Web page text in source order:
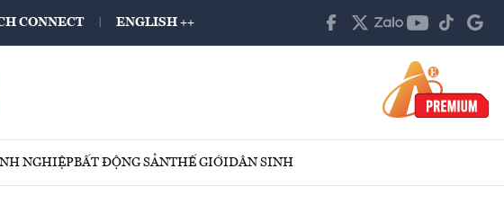
CONNECT ENGLISH ++
NGHIỆPBẤT ĐỘNG SẢNTHẾ GIỚIDÂN SINH